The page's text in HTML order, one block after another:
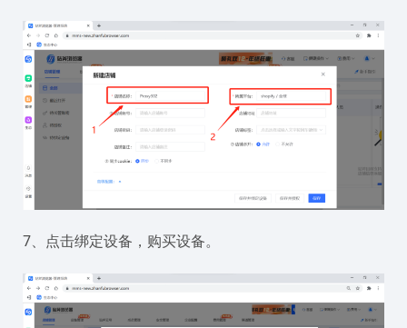
7、点击绑定设备，购买设备。